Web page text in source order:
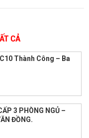
CẢ
Thành Công – Ba
3 PHÒNG NGỦ –
ĐỒNG.